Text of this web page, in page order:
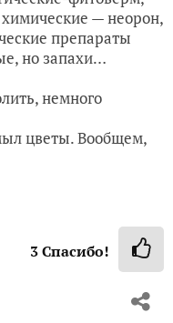
— неорон,
препараты
но запахи…
немного
цветы. Вообщем,
3Спасибо!